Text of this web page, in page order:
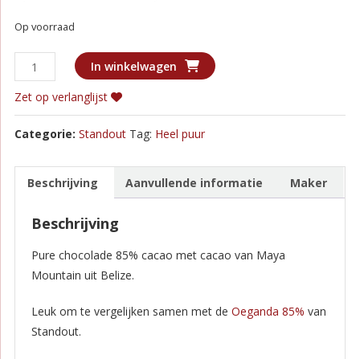
Op voorraad
Standout
-
Belize
85%
In winkelwagen
Zet op verlanglijst
Categorie: Standout Tag: Heel puur
Beschrijving Aanvullende informatie Maker
Beschrijving
Pure chocolade 85% cacao met cacao van Maya
Mountain uit Belize.
Leuk om te vergelijken samen met de Oeganda 85% van
Standout.